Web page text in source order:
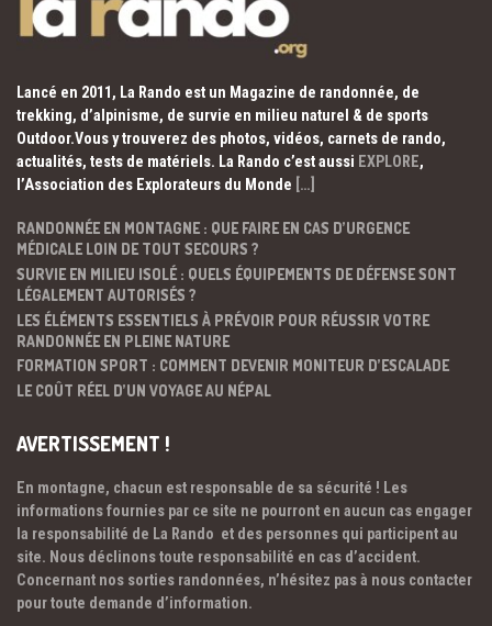
Lancé en 2011, La Rando est un Magazine de randonnée, de
trekking, d’alpinisme, de survie en milieu naturel & de sports
Outdoor.Vous y trouverez des photos, vidéos, carnets de rando,
actualités, tests de matériels. La Rando c’est aussi EXPLORE,
l’Association des Explorateurs du Monde […]
RANDONNÉE EN MONTAGNE : QUE FAIRE EN CAS D’URGENCE
MÉDICALE LOIN DE TOUT SECOURS ?
SURVIE EN MILIEU ISOLÉ : QUELS ÉQUIPEMENTS DE DÉFENSE SONT
LÉGALEMENT AUTORISÉS ?
LES ÉLÉMENTS ESSENTIELS À PRÉVOIR POUR RÉUSSIR VOTRE
RANDONNÉE EN PLEINE NATURE
FORMATION SPORT : COMMENT DEVENIR MONITEUR D’ESCALADE
LE COÛT RÉEL D’UN VOYAGE AU NÉPAL
AVERTISSEMENT !
En montagne, chacun est responsable de sa sécurité ! Les
informations fournies par ce site ne pourront en aucun cas engager
la responsabilité de La Rando et des personnes qui participent au
site. Nous déclinons toute responsabilité en cas d’accident.
Concernant nos sorties randonnées, n’hésitez pas à nous contacter
pour toute demande d’information.